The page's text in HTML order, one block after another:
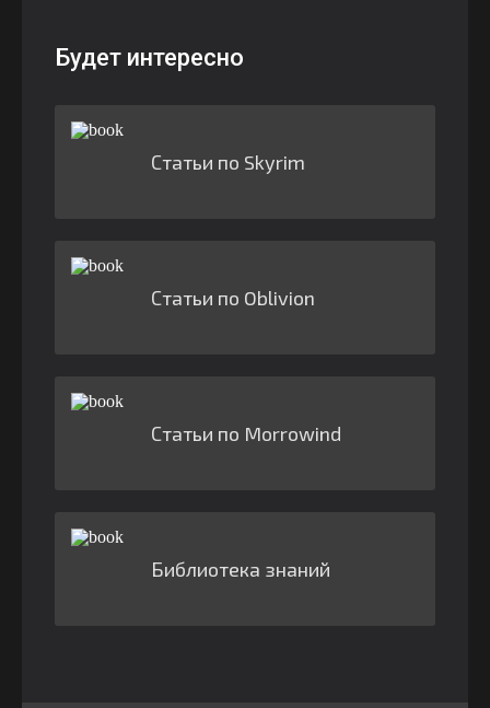
Будет интересно
Статьи по Skyrim
Статьи по Oblivion
Статьи по Morrowind
Библиотека знаний